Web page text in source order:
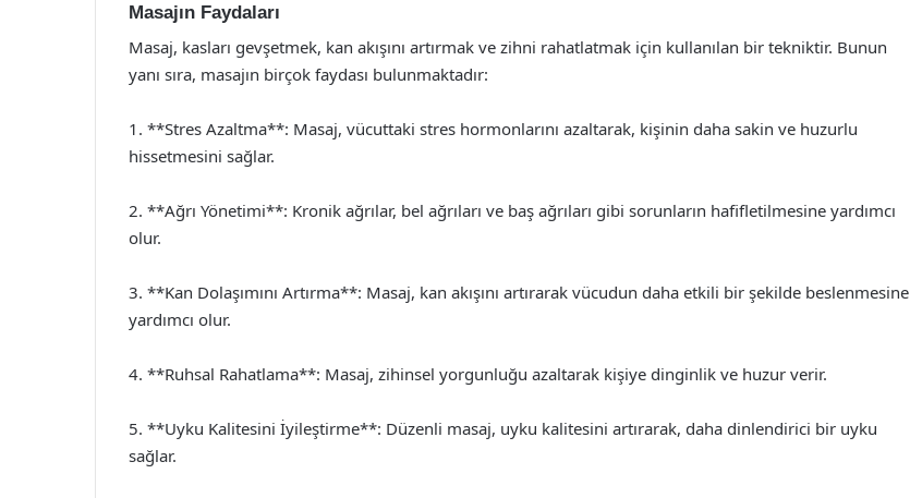
Masajın Faydaları
Masaj, kasları gevşetmek, kan akışını artırmak ve zihni rahatlatmak için kullanılan bir tekniktir. Bunun
yanı sıra, masajın birçok faydası bulunmaktadır:
1. **Stres Azaltma**: Masaj, vücuttaki stres hormonlarını azaltarak, kişinin daha sakin ve huzurlu
hissetmesini sağlar.
2. **Ağrı Yönetimi**: Kronik ağrılar, bel ağrıları ve baş ağrıları gibi sorunların hafifletilmesine yardımcı
olur.
3. **Kan Dolaşımını Artırma**: Masaj, kan akışını artırarak vücudun daha etkili bir şekilde beslenmesine
yardımcı olur.
4. **Ruhsal Rahatlama**: Masaj, zihinsel yorgunluğu azaltarak kişiye dinginlik ve huzur verir.
5. **Uyku Kalitesini İyileştirme**: Düzenli masaj, uyku kalitesini artırarak, daha dinlendirici bir uyku
sağlar.